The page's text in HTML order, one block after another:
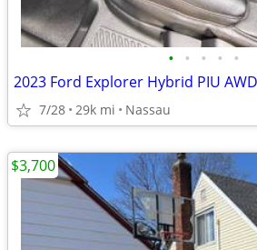
• • • • •
2023 Ford Explorer Hybrid PIU
7/28 29k mi Nassau
$3,700